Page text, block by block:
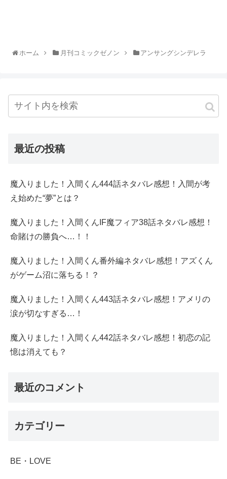
ホーム 月刊コミックゼノン アンサングシンデレラ
最近の投稿
魔入りました！入間くん444話ネタバレ感想！入間が考
え始めた“夢”とは？
魔入りました！入間くんIF魔フィア38話ネタバレ感想！
命賭けの勝負へ…！！
魔入りました！入間くん番外編ネタバレ感想！アズくん
がゲーム沼に落ちる！？
魔入りました！入間くん443話ネタバレ感想！アメリの
涙が切なすぎる…！
魔入りました！入間くん442話ネタバレ感想！初恋の記
憶は消えても？
最近のコメント
カテゴリー
BE・LOVE